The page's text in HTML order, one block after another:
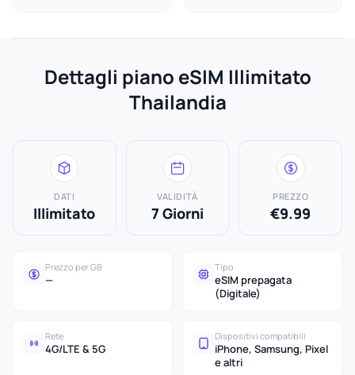
Dettagli piano eSIM Illimitato
Thailandia
DATI
Illimitato
VALIDITÀ
7 Giorni
PREZZO
€9.99
Prezzo per GB
—
Tipo
eSIM prepagata
(Digitale)
Rete
4G/LTE & 5G
Dispositivi compatibili
iPhone, Samsung, Pixel
e altri